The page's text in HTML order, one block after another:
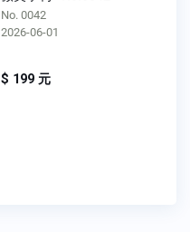
No. 0042
2026-06-01
$ 199 元